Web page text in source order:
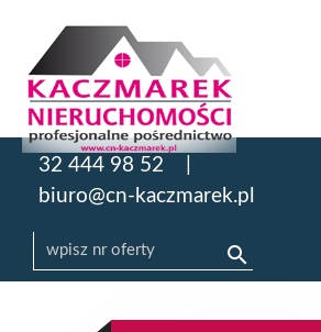
32 444 98 52
biuro@cn-kaczmarek.pl